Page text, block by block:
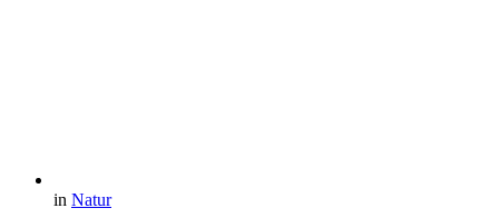
in Natur